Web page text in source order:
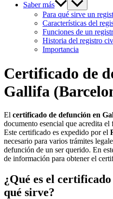
Saber más
Para qué sirve un
Características del
Funciones de un
Historia del registro
Importancia
Certificado de
Gallifa
El certificado de defunción en
documento esencial que acredita
Este certificado es expedido por el
necesario para varios trámites
defunción de un ser querido. En
de información para obtener el
¿Qué es el
qué sirve?